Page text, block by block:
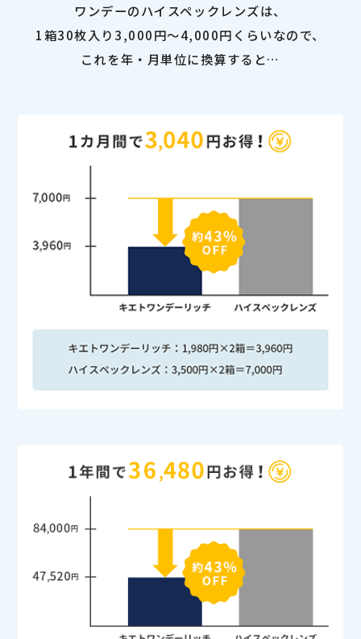
ワンデーのハイスペックレンズは、
1箱30枚入り3,000円～4,000円くらいなので、
これを年・月単位に換算すると…